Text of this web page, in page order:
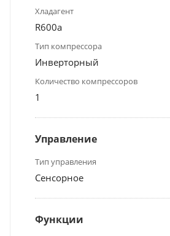
Хладагент
R600a
Тип компрессора
Инверторный
Количество компрессоров
1
Управление
Тип управления
Сенсорное
Функции